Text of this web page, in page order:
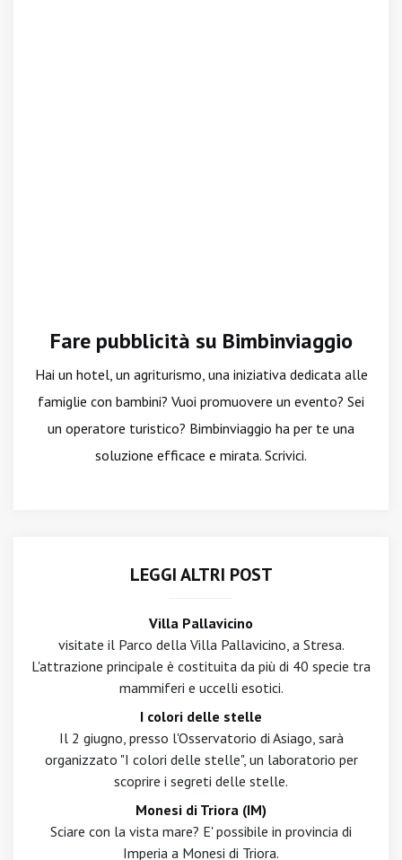
Fare pubblicità su Bimbinviaggio
Hai un hotel, un agriturismo, una iniziativa dedicata alle
famiglie con bambini? Vuoi promuovere un evento? Sei
un operatore turistico? Bimbinviaggio ha per te una
soluzione efficace e mirata. Scrivici.
LEGGI ALTRI POST
Villa Pallavicino
visitate il Parco della Villa Pallavicino, a Stresa.
L'attrazione principale è costituita da più di 40 specie tra
mammiferi e uccelli esotici.
I colori delle stelle
Il 2 giugno, presso l'Osservatorio di Asiago, sarà
organizzato "I colori delle stelle", un laboratorio per
scoprire i segreti delle stelle.
Monesi di Triora (IM)
Sciare con la vista mare? E' possibile in provincia di
Imperia a Monesi di Triora.